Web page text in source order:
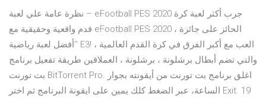
نظرة عامة علي لعبة – eFootball PES 2020 جرب أكثر لعبة كرة
قدم واقعية وحقيقية مع eFootball PES 2020 ، الحائز على جائزة
‘أفضل لعبة رياضية’ E3! العب مع أكبر الفرق في كرة القدم العالمية ،
والتي تضم أبطال برشلونة ، برشلونة ، العملاقين طريقة تفعيل برنامج
بت تورنت BitTorrent Pro. اغلق برنامج بت تورنت من أيقونته بجوار
الساعة، عبر الضغط كلك يمين على ايقونة البرنامج ثم اختر Exit. 19